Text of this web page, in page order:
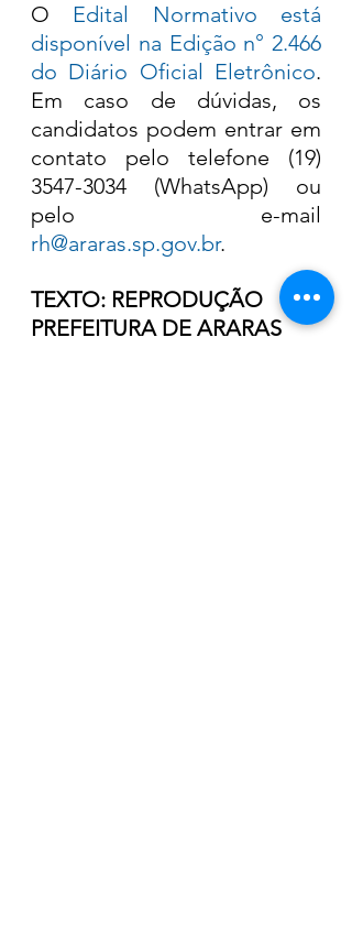
O Edital Normativo está
disponível na Edição n° 2.466
do Diário Oficial Eletrônico.
Em caso de dúvidas, os
candidatos podem entrar em
contato pelo telefone (19)
3547-3034 (WhatsApp) ou
rh@araras.sp.gov.br.
TEXTO: REPRODUÇÃO
PREFEITURA DE ARARAS